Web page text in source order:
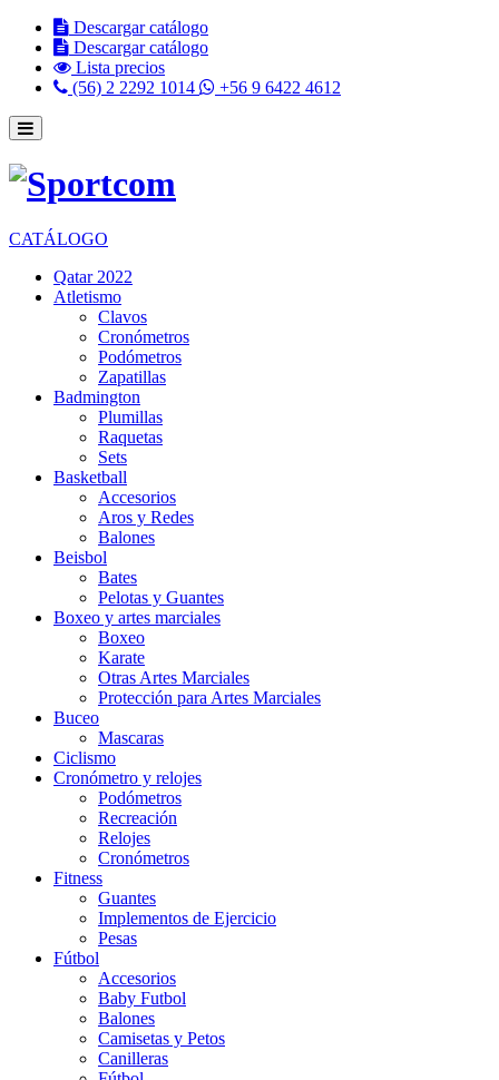
Descargar catálogo
Descargar catálogo
Lista precios
(56) 2 2292 1014
+56 9 6422 4612
CATÁLOGO
Qatar 2022
Atletismo
Clavos
Cronómetros
Podómetros
Zapatillas
Badmington
Plumillas
Raquetas
Sets
Basketball
Accesorios
Aros y Redes
Balones
Beisbol
Bates
Pelotas y Guantes
Boxeo y artes marciales
Boxeo
Karate
Otras Artes Marciales
Protección para Artes Marciales
Buceo
Mascaras
Ciclismo
Cronómetro y relojes
Podómetros
Recreación
Relojes
Cronómetros
Fitness
Guantes
Implementos de Ejercicio
Pesas
Fútbol
Accesorios
Baby Futbol
Balones
Camisetas y Petos
Canilleras